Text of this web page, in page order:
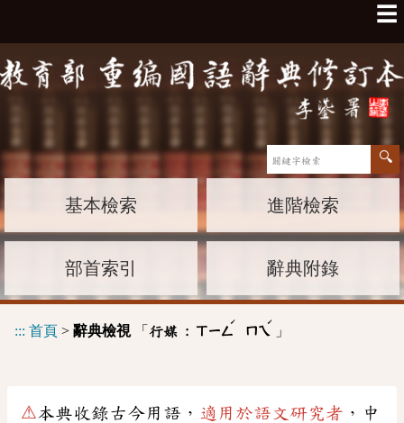
☰
基本檢索 進階檢索
部首索引 辭典附錄
::: 首頁 > 辭典檢視「 行媒 : ㄒㄧㄥ
ˊ
ㄇㄟ
ˊ
」
⚠本典收錄古今用語， 適用於語文研究者 ，中